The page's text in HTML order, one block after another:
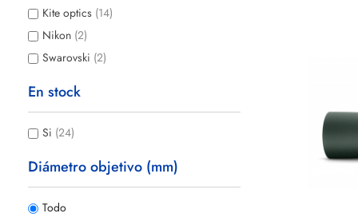
Kite optics (14)
Nikon (2)
Swarovski (2)
En stock
Si (24)
Diámetro objetivo (mm)
Todo